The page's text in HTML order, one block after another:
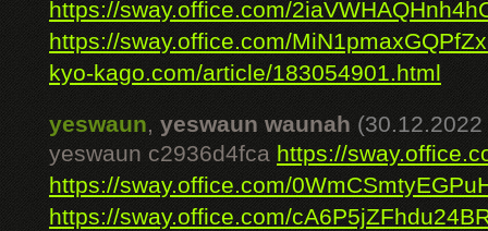
https://sway.office.com/
https://sway.office.com/
kyo-kago.com/article/183054901.html
yeswaun, yeswaun waunah
yeswaun c2936d4fca https://
https://sway.office.com/
https://sway.office.com/